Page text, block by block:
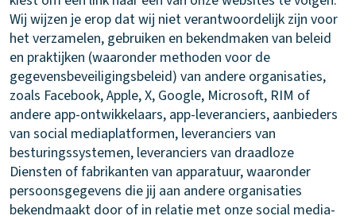
Wij wijzen je erop dat wij niet verantwoordelijk zijn voor
het verzamelen, gebruiken en bekendmaken van beleid
en praktijken (waaronder methoden voor de
gegevensbeveiligingsbeleid) van andere organisaties,
zoals Facebook, Apple, X, Google, Microsoft, RIM of
andere app-ontwikkelaars, app-leveranciers, aanbieders
van social mediaplatformen, leveranciers van
besturingssystemen, leveranciers van draadloze
Diensten of fabrikanten van apparatuur, waaronder
persoonsgegevens die jij aan andere organisaties
bekendmaakt door of in relatie met onze social media-